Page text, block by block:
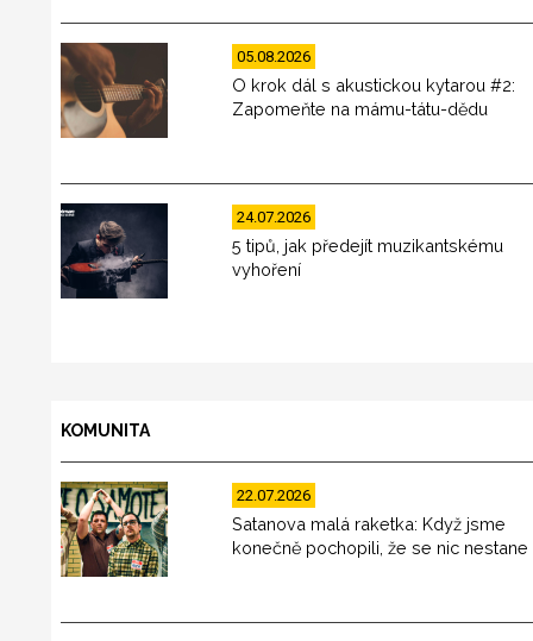
05.08.2026
O krok dál s akustickou kytarou #2:
Zapomeňte na mámu-tátu-dědu
24.07.2026
5 tipů, jak předejít muzikantskému
vyhoření
KOMUNITA
22.07.2026
Satanova malá raketka: Když jsme
konečně pochopili, že se nic nestane